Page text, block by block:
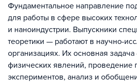
Фундаментальное направление
для работы в сфере высоких
и наноиндустрии. Выпускники
теоретики — работают в научно-
организациях. Их основная
физических явлений, проведение
экспериментов, анализ и